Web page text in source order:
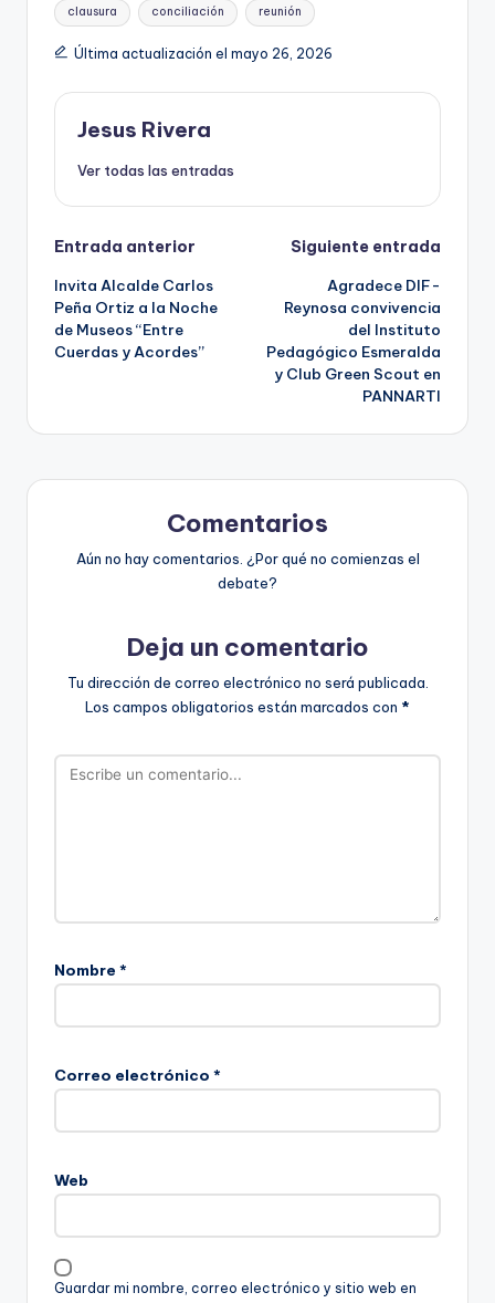
clausura conciliación reunión
Última actualización el mayo 26, 2026
Jesus Rivera
Ver todas las entradas
Navegación
de
entradas
Entrada anterior
Invita Alcalde Carlos
Peña Ortiz a la Noche
de Museos “Entre
Cuerdas y Acordes”
Siguiente entrada
Agradece DIF-
Reynosa convivencia
del Instituto
Pedagógico Esmeralda
y Club Green Scout en
PANNARTI
Comentarios
Aún no hay comentarios. ¿Por qué no comienzas el
debate?
Deja un comentario
Tu dirección de correo electrónico no será publicada.
Los campos obligatorios están marcados con *
Nombre *
Correo electrónico *
Web
Guardar mi nombre, correo electrónico y sitio web en